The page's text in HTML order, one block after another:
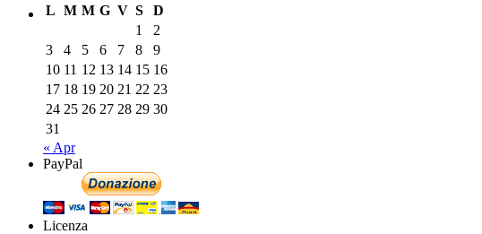
L M M G V S
D
1
2
3
4 5 6 7 8
9
10 11 12 13 14 15 16
17 18 19 20 21 22 23
24 25 26 27 28 29 30
31
« Apr
PayPal
Licenza